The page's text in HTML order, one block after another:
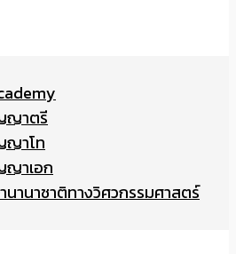
ญาตรี
ญาโท
าเอก
านาชาติทางวิศวกรรมศาสตร์